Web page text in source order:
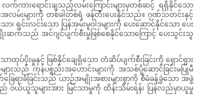
ားရောင်းချသည့်လမ်းကြောင်းများမှတစ်ဆင့် ရရှိနိုင်သော
းများကို တစ်ခါတစ်ရံ ဖန်တီးပေးနိုင်သည်။ ဂုဏ်သတင်းနှင့်
းလင်းသော ပြန်အမ်းမူဝါဒများကို ပေးဆောင်နိုင်သော ပေး
သည် အင်ဂျင်ပျက်စီးမှုဖြစ်စေနိုင်သောကြောင့် ပေးသွင်းသူ
ပိုးမှုနှင့် ဖြစ်နိုင်ချေရှိသော တံဆိပ်ပျက်စီးခြင်းကို ရှောင်ရှား
သည် ကုန်ပစ္စည်းအဟောင်းများကို အသစ်ပို့ဆောင်ခြင်းမပြုမီ
ာခံခြင်းသည် ယာဉ်အမျိုးအစားများစွာကို စီမံခန့်ခွဲသော အဖွဲ့
ဝယ်ယူသူများအား မြင်သာမှုကို ထိန်းသိမ်းရန်၊ ပြန်လည်မှာယူမှု